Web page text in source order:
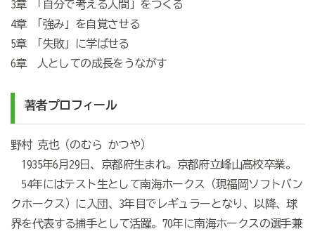
3章 「自分で考える人間」をつくる
4章 「強み」を自覚させる
5章 「失敗」に学ばせる
6章 人としての成長をうながす
著者プロフィール
野村 克也（のむら かつや）
1935年6月29日、京都府生まれ。京都府立峰山高校卒業。
54年にはテスト生として南海ホークス（現福岡ソフトバン
クホークス）に入団、3年目でレギュラーとなり、以降、球
界を代表する捕手として活躍。70年に南海ホークスの選手兼